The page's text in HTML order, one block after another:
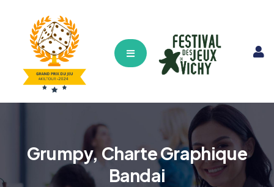
Hamburger Toggle Menu
Grumpy, Charte Graphique
Bandai